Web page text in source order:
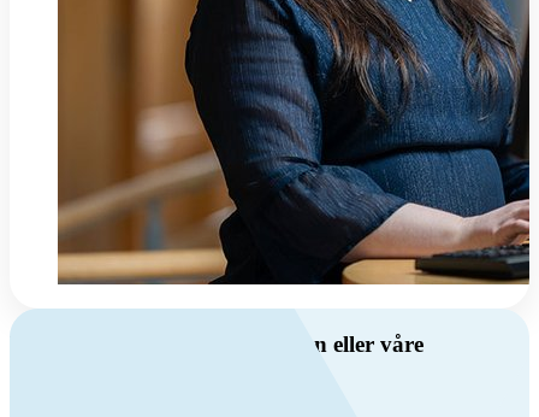
Har du spørsmål om ventilasjon eller våre